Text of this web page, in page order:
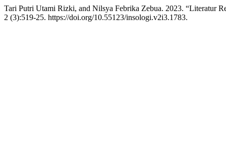
Tari Putri Utami Rizki, and Nilsya Febrika Zebua. 2023. “Literatur
2 (3):519-25. https://doi.org/10.55123/insologi.v2i3.1783.